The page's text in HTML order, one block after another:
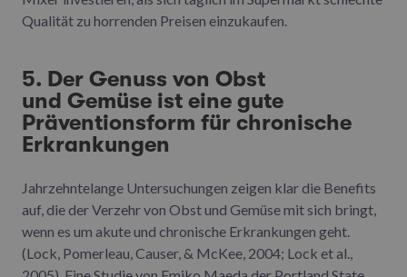
Qualität zu horrenden Preisen einzukaufen.
5. Der Genuss von Obst
und Gemüse ist eine gute
Präventionsform für chronische
Erkrankungen
Jahrzehntelange Untersuchungen zeigen klar die Benefits
auf, die der Verzehr von Obst und Gemüse mit sich bringt,
wenn es um akute und chronische Erkrankungen geht.
(Lock, Pomerleau, Causer, & McKee, 2004; Lock et al.,